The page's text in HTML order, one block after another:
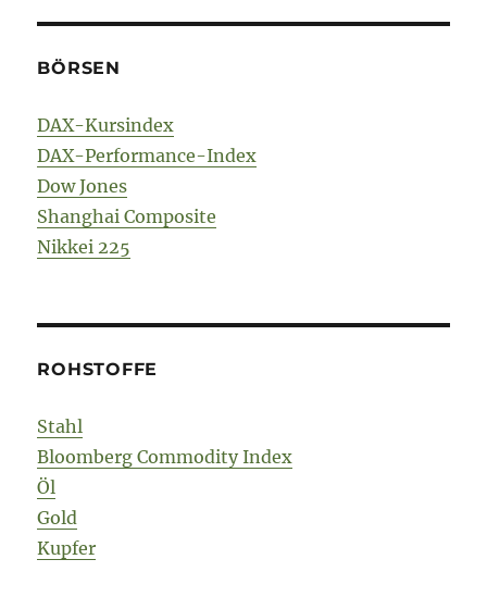
BÖRSEN
DAX-Kursindex
DAX-Performance-Index
Dow Jones
Shanghai Composite
Nikkei 225
ROHSTOFFE
Stahl
Bloomberg Commodity Index
Öl
Gold
Kupfer